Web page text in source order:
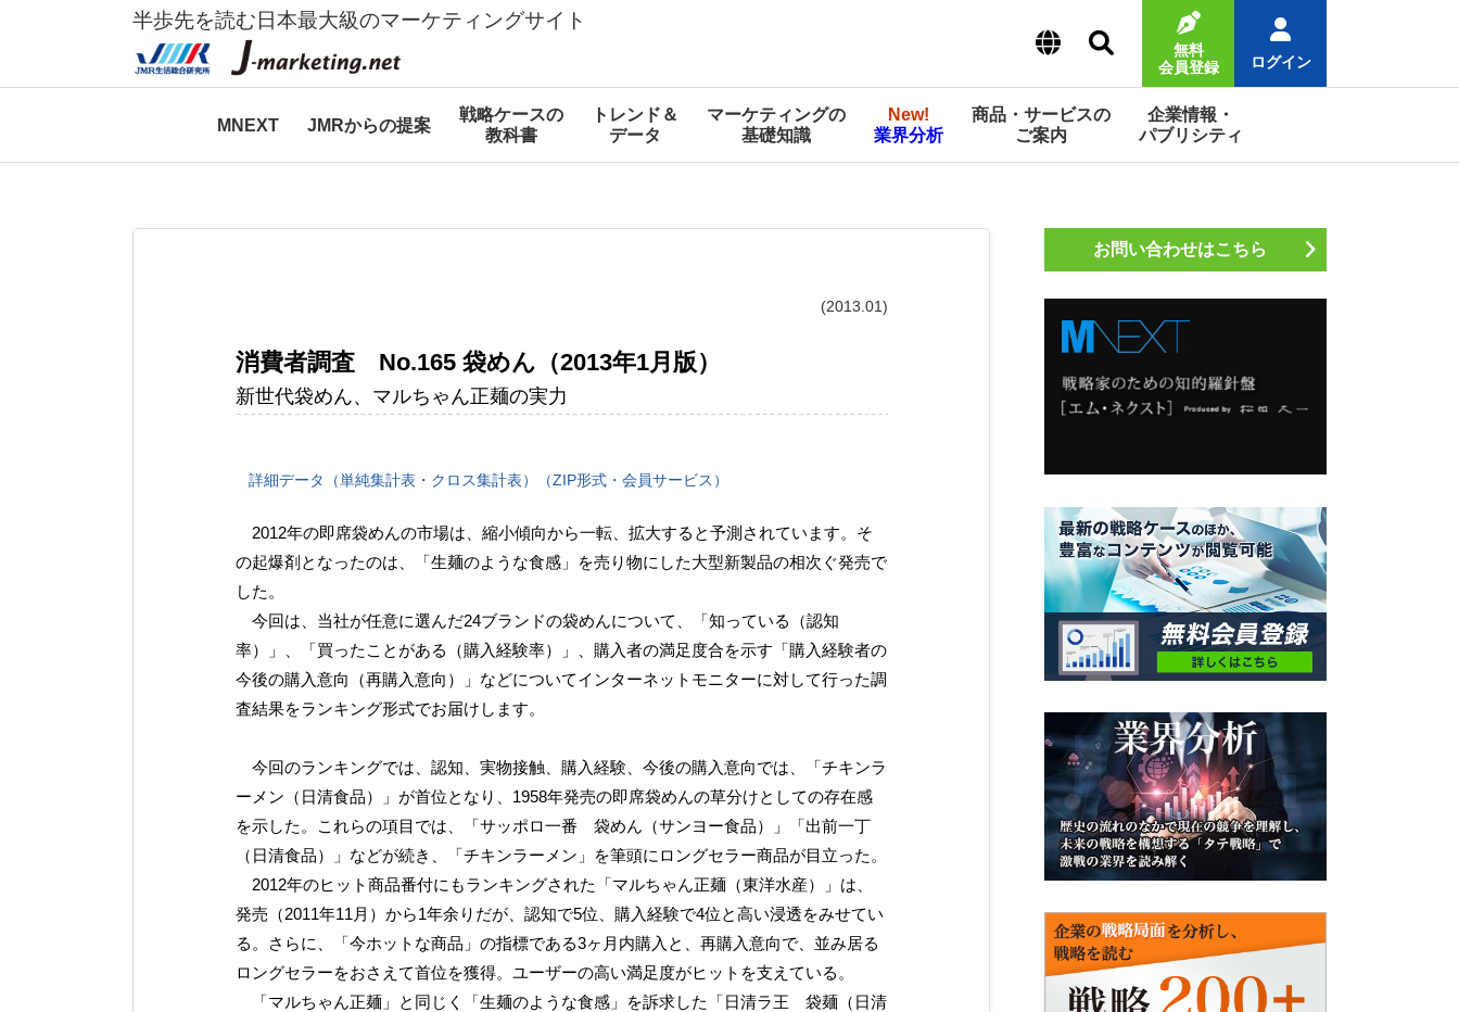
半歩先を読む日本最大級のマーケティングサイト
無料
会員登録
ログイン
MNEXT JMRからの提案
戦略ケースの
教科書
トレンド＆
データ
マーケティングの
基礎知識
New!
業界分析
商品・サービスの
ご案内
企業情報・
パブリシティ
(2013.01)
消費者調査 No.165 袋めん（2013年1月版）
新世代袋めん、マルちゃん正麺の実力
詳細データ（単純集計表・クロス集計表）（ZIP形式・会員サービス）
2012年の即席袋めんの市場は、縮小傾向から一転、拡大すると予測されています。そ
の起爆剤となったのは、「生麺のような食感」を売り物にした大型新製品の相次ぐ発売で
した。
今回は、当社が任意に選んだ24ブランドの袋めんについて、「知っている（認知
率）」、「買ったことがある（購入経験率）」、購入者の満足度合を示す「購入経験者の
今後の購入意向（再購入意向）」などについてインターネットモニターに対して行った調
査結果をランキング形式でお届けします。
今回のランキングでは、認知、実物接触、購入経験、今後の購入意向では、「チキンラ
ーメン（日清食品）」が首位となり、1958年発売の即席袋めんの草分けとしての存在感
を示した。これらの項目では、「サッポロ一番 袋めん（サンヨー食品）」「出前一丁
（日清食品）」などが続き、「チキンラーメン」を筆頭にロングセラー商品が目立った。
2012年のヒット商品番付にもランキングされた「マルちゃん正麺（東洋水産）」は、
発売（2011年11月）から1年余りだが、認知で5位、購入経験で4位と高い浸透をみせてい
る。さらに、「今ホットな商品」の指標である3ヶ月内購入と、再購入意向で、並み居る
ロングセラーをおさえて首位を獲得。ユーザーの高い満足度がヒットを支えている。
「マルちゃん正麺」と同じく「生麺のような食感」を訴求した「日清ラ王 袋麺（日清
お問い合わせはこちら